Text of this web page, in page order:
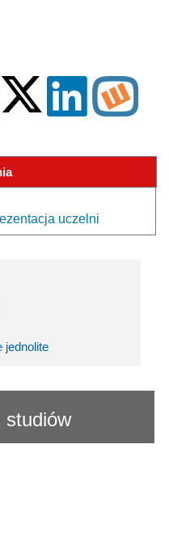
uczelni
jednolite
studiów